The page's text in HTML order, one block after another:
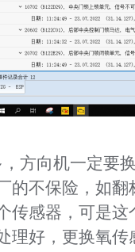
方向机一定要
的不保险，如
传感器，可是
好，更换氧传